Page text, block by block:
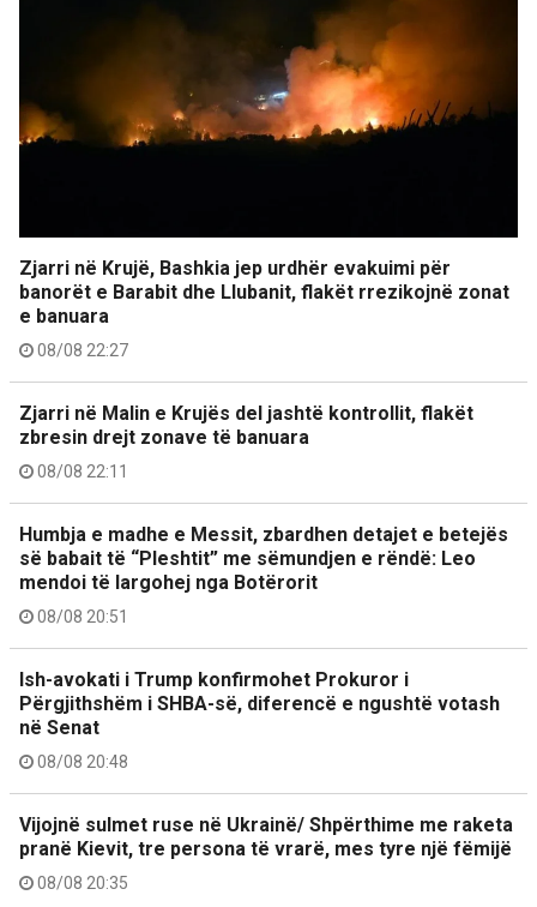
Zjarri në Krujë, Bashkia jep urdhër evakuimi për
banorët e Barabit dhe Llubanit, flakët rrezikojnë zonat
e banuara
08/08 22:27
Zjarri në Malin e Krujës del jashtë kontrollit, flakët
zbresin drejt zonave të banuara
08/08 22:11
Humbja e madhe e Messit, zbardhen detajet e betejës
së babait të “Pleshtit” me sëmundjen e rëndë: Leo
mendoi të largohej nga Botërorit
08/08 20:51
Ish-avokati i Trump konfirmohet Prokuror i
Përgjithshëm i SHBA-së, diferencë e ngushtë votash
në Senat
08/08 20:48
Vijojnë sulmet ruse në Ukrainë/ Shpërthime me raketa
pranë Kievit, tre persona të vrarë, mes tyre një fëmijë
08/08 20:35